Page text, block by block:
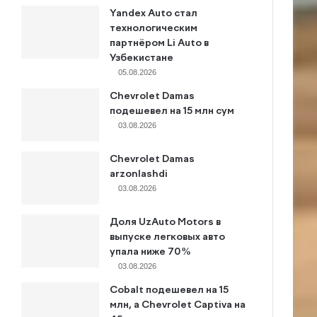
Yandex Auto стал
технологическим
партнёром Li Auto в
Узбекистане
05.08.2026
Chevrolet Damas
подешевел на 15 млн сум
03.08.2026
Chevrolet Damas
arzonlashdi
03.08.2026
Доля UzAuto Motors в
выпуске легковых авто
упала ниже 70%
03.08.2026
Cobalt подешевел на 15
млн, а Chevrolet Captiva на